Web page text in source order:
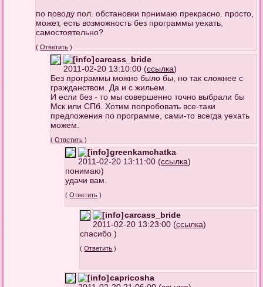
по поводу пол. обстановки понимаю прекрасно. просто,
может, есть возможность без программы уехать,
самостоятельно?
(Ответить )
carcass_bride
2011-02-20 13:10:00 (ссылка)
Без программы можно было бы, но так сложнее с
гражданством. Да и с жильем.
И если без - то мы совершенно точно выбрали бы
Мск или СПб. Хотим попробовать все-таки
предложения по программе, сами-то всегда уехать
можем.
(Ответить )
greenkamchatka
2011-02-20 13:11:00 (ссылка)
понимаю)
удачи вам.
(Ответить )
carcass_bride
2011-02-20 13:23:00 (ссылка)
спасибо )
(Ответить )
capricosha